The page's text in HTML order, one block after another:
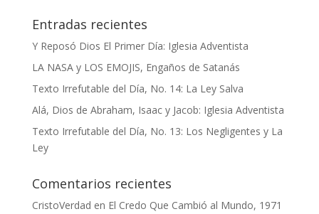
Entradas recientes
Y Reposó Dios El Primer Día: Iglesia Adventista
LA NASA y LOS EMOJIS, Engaños de Satanás
Texto Irrefutable del Día, No. 14: La Ley Salva
Alá, Dios de Abraham, Isaac y Jacob: Iglesia Adventista
Texto Irrefutable del Día, No. 13: Los Negligentes y La
Ley
Comentarios recientes
CristoVerdad en El Credo Que Cambió al Mundo, 1971